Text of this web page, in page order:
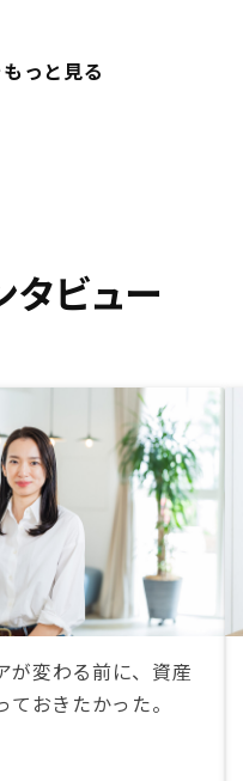
っと見る
タビュー
が変わる前に、資産
おきたかった。